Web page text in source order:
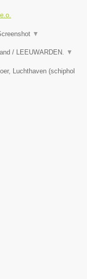
▼
/ LEEUWARDEN. ▼
Luchthaven (schiphol